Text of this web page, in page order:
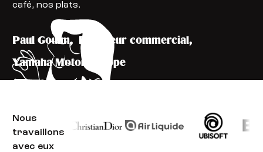
café, nos plats.
Paul Goulm, Directeur commercial,
Yamaha Motor Europe
Nous
travaillons
avec eux